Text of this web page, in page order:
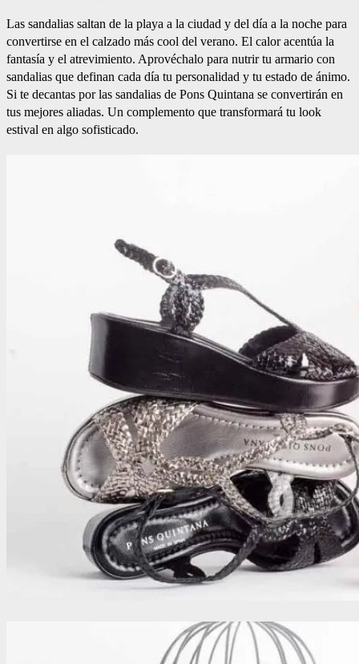
Las sandalias saltan de la playa a la ciudad y del día a la noche para
convertirse en el calzado más cool del verano. El calor acentúa la
fantasía y el atrevimiento. Aprovéchalo para nutrir tu armario con
sandalias que definan cada día tu personalidad y tu estado de ánimo.
Si te decantas por las sandalias de Pons Quintana se convertirán en
tus mejores aliadas. Un complemento que transformará tu look
estival en algo sofisticado.